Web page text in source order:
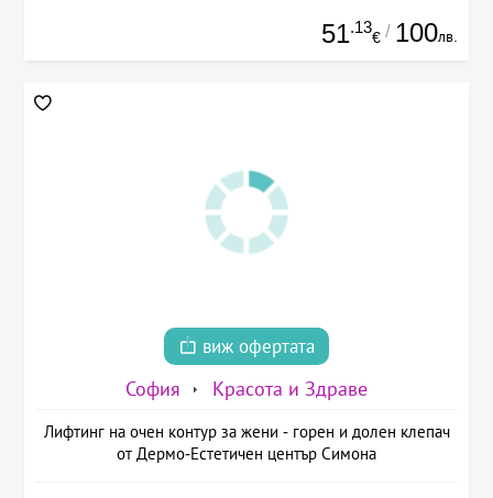
51.13
€ / 100лв.
виж офертата
София Красота и Здраве
Лифтинг на очен контур за жени - горен и долен клепач
от Дермо-Естетичен център Симона